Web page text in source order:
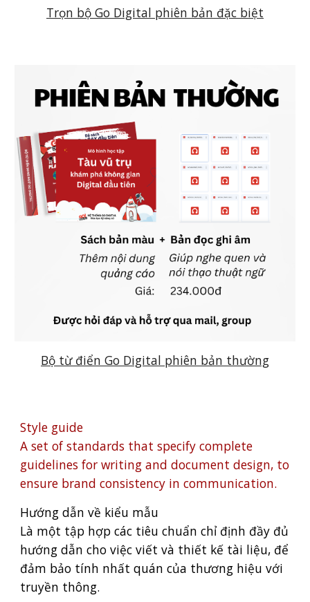
Trọn bộ Go Digital phiên bản đặc biệt
Bộ từ điển Go Digital phiên bản thường
Style guide
A set of standards that specify complete
guidelines for writing and document design, to
ensure brand consistency in communication.
Hướng dẫn về kiểu mẫu
Là một tập hợp các tiêu chuẩn chỉ định đầy đủ
hướng dẫn cho việc viết và thiết kế tài liệu, để
đảm bảo tính nhất quán của thương hiệu với
truyền thông.